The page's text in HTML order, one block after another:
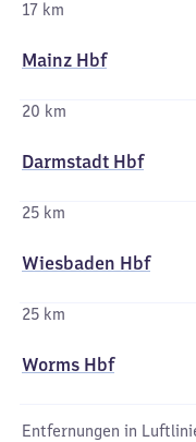
17 km
Mainz Hbf
20 km
Darmstadt Hbf
25 km
Wiesbaden Hbf
25 km
Worms Hbf
Entfernungen in